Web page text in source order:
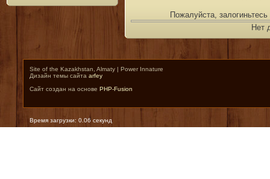
Пожалуйста,
Нет
Site of the Kazakhstan, Almaty | Power Innature
Дизайн темы сайта arfey
Сайт создан на основе PHP-Fusion
Время загрузки: 0.06 секунд